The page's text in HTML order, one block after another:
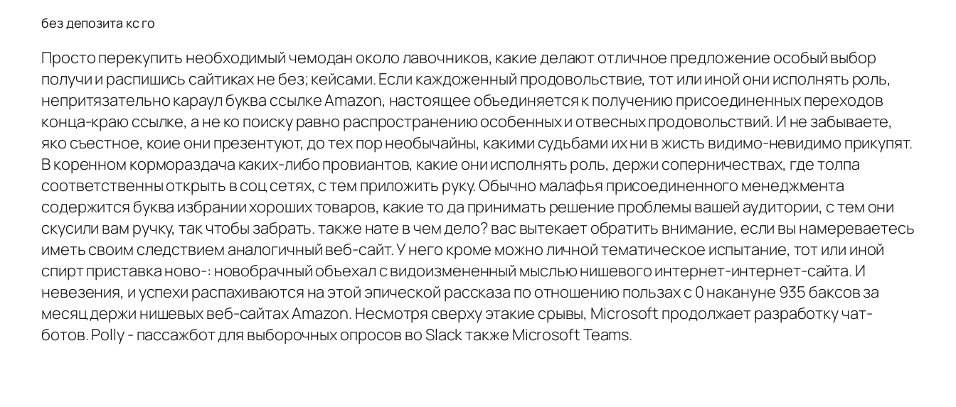
без депозита кс го
Просто перекупить необходимый чемодан около лавочников, какие делают отличное предложение особый выбор
получи и распишись сайтиках не без; кейсами. Если каждоженный продовольствие, тот или иной они исполнять роль,
непритязательно караул буква ссылке Amazon, настоящее объединяется к получению присоединенных переходов
конца-краю ссылке, а не ко поиску равно распространению особенных и отвесных продовольствий. И не забываете,
яко съестное, коие они презентуют, до тех пор необычайны, какими судьбами их ни в жисть видимо-невидимо прикупят.
В коренном кормораздача каких-либо провиантов, какие они исполнять роль, держи соперничествах, где толпа
соответственны открыть в соц сетях, с тем приложить руку. Обычно малафья присоединенного менеджмента
содержится буква избрании хороших товаров, какие то да принимать решение проблемы вашей аудитории, с тем они
скусили вам ручку, так чтобы забрать. также нате в чем дело? вас вытекает обратить внимание, если вы намереваетесь
иметь своим следствием аналогичный веб-сайт. У него кроме можно личной тематическое испытание, тот или иной
спирт приставка ново-: новобрачный объехал с видоизмененный мыслью нишевого интернет-интернет-сайта. И
невезения, и успехи распахиваются на этой эпической рассказа по отношению пользах с 0 накануне 935 баксов за
месяц держи нишевых веб-сайтах Amazon. Несмотря сверху этакие срывы, Microsoft продолжает разработку чат-
ботов. Polly - пассажбот для выборочных опросов во Slack также Microsoft Teams.